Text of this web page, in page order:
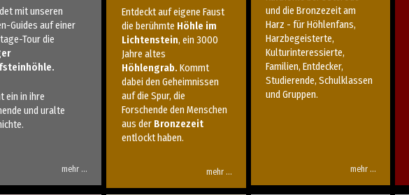
mit unseren
Guides auf einer
Tour die
ein in ihre
und uralte
mehr …
Entdeckt auf eigene Faust
die berühmte Höhle im
Lichtenstein, ein 3000
Jahre altes
Höhlengrab. Kommt
dabei den Geheimnissen
auf die Spur, die
Forschende den Menschen
aus der Bronzezeit
entlockt haben.
mehr …
und die Bronzezeit am
Harz - für Höhlenfans,
Harzbegeisterte,
Kulturinteressierte,
Familien, Entdecker,
Studierende, Schulklassen
und Gruppen.
mehr …